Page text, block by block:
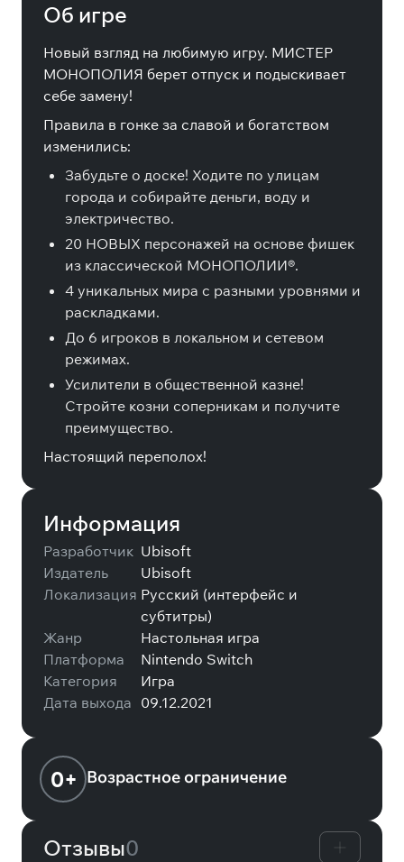
Об игре
Новый взгляд на любимую игру. МИСТЕР
МОНОПОЛИЯ берет отпуск и подыскивает
себе замену!
Правила в гонке за славой и богатством
изменились:
Забудьте о доске! Ходите по улицам
города и собирайте деньги, воду и
электричество.
20 НОВЫХ персонажей на основе фишек
из классической МОНОПОЛИИ®.
4 уникальных мира с разными уровнями и
раскладками.
До 6 игроков в локальном и сетевом
режимах.
Усилители в общественной казне!
Стройте козни соперникам и получите
преимущество.
Настоящий переполох!
Информация
Разработчик Ubisoft
Издатель
Ubisoft
Локализация Русский (интерфейс и
субтитры)
Жанр
Настольная игра
Платформа
Nintendo Switch
Категория
Игра
Дата выхода 09.12.2021
0+ Возрастное ограничение
Отзывы0